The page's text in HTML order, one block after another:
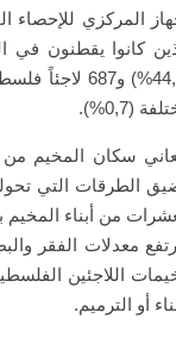
(0,7%).
سكان المخيم من
الطرقات التي
من أبناء
معدلات الفقر
اللاجئين
أو الترميم.